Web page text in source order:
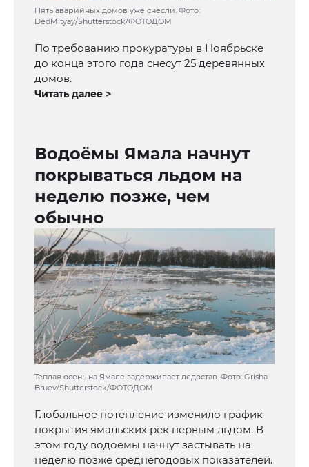
Пять аварийных домов уже снесли. Фото:
DedMityay/Shutterstock/ФОТОДОМ
По требованию прокуратуры в Ноябрьске
до конца этого года снесут 25 деревянных
домов.
Читать далее >
Водоёмы Ямала начнут
покрываться льдом на
неделю позже, чем
обычно
Теплая осень на Ямале задерживает ледостав. Фото: Grisha
Bruev/Shutterstock/ФОТОДОМ
Глобальное потепление изменило график
покрытия ямальских рек первым льдом. В
этом году водоемы начнут застывать на
неделю позже среднегодовых показателей.